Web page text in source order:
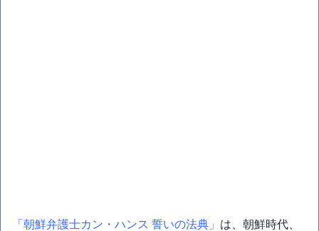
「朝鮮弁護士カン・ハンス 誓いの法典」 は、朝鮮時代、